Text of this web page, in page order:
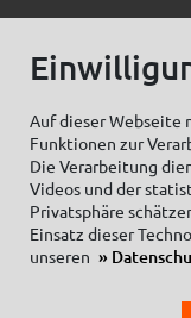
Zum Newsletter
Cookieeinstellungen
Auf dieser Webseite
Funktionen zur
Die Verarbeitung
Videos und der
Privatsphäre
Einsatz dieser
unseren